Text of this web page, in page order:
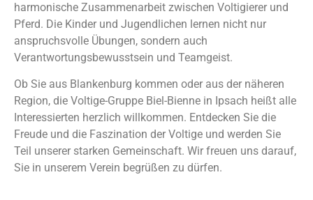
harmonische Zusammenarbeit zwischen Voltigierer und
Pferd. Die Kinder und Jugendlichen lernen nicht nur
anspruchsvolle Übungen, sondern auch
Verantwortungsbewusstsein und Teamgeist.
Ob Sie aus Blankenburg kommen oder aus der näheren
Region, die Voltige-Gruppe Biel-Bienne in Ipsach heißt alle
Interessierten herzlich willkommen. Entdecken Sie die
Freude und die Faszination der Voltige und werden Sie
Teil unserer starken Gemeinschaft. Wir freuen uns darauf,
Sie in unserem Verein begrüßen zu dürfen.